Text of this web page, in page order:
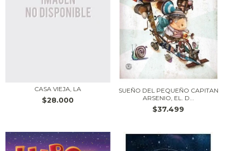
CASA VIEJA, LA
$28.000
SUEÑO DEL PEQUEÑO CAPITAN
ARSENIO, EL. D...
$37.499